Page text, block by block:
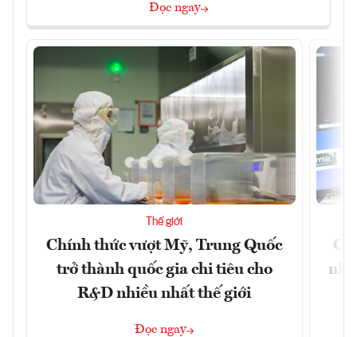
Đọc ngay
Thế giới
Chính thức vượt Mỹ, Trung Quốc
trở thành quốc gia chi tiêu cho
R&D nhiều nhất thế giới
Đọc ngay